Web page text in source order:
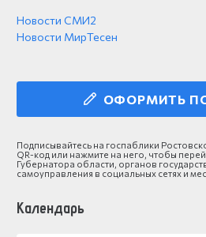
Новости СМИ2
Новости МирТесен
ОФОРМИТЬ
Подписывайтесь на госпаблики
QR-код или нажмите на него, чтобы
Губернатора области, органов
самоуправления в социальных сетях и
Календарь